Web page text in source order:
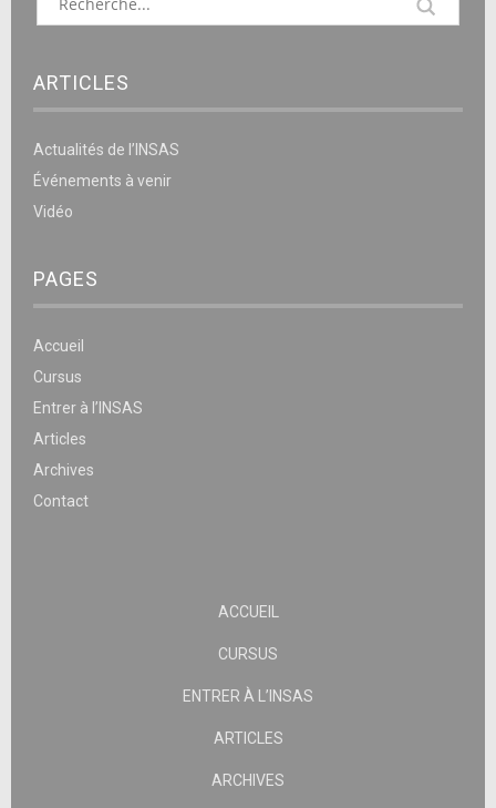
ARTICLES
Actualités de l’INSAS
Événements à venir
Vidéo
PAGES
Accueil
Cursus
Entrer à l’INSAS
Articles
Archives
Contact
ACCUEIL
CURSUS
ENTRER À L’INSAS
ARTICLES
ARCHIVES